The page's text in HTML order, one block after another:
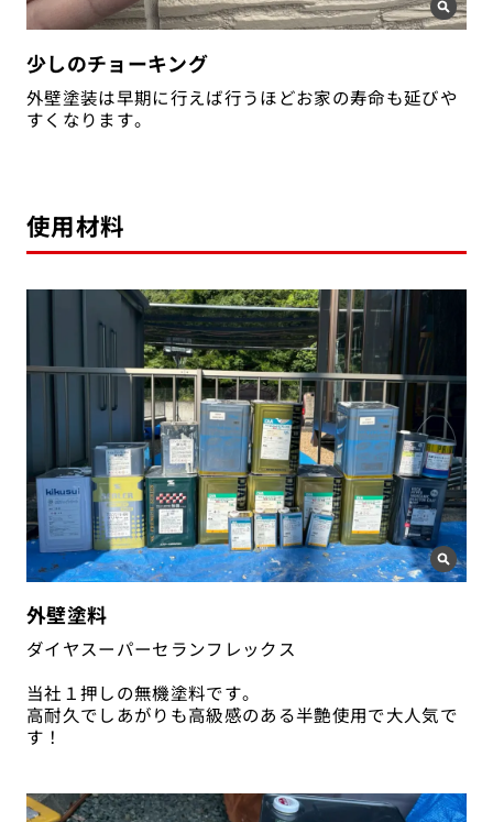
少しのチョーキング
外壁塗装は早期に行えば行うほどお家の寿命も延びや
すくなります。
使用材料
外壁塗料
ダイヤスーパーセランフレックス
当社１押しの無機塗料です。
高耐久でしあがりも高級感のある半艶使用で大人気で
す！